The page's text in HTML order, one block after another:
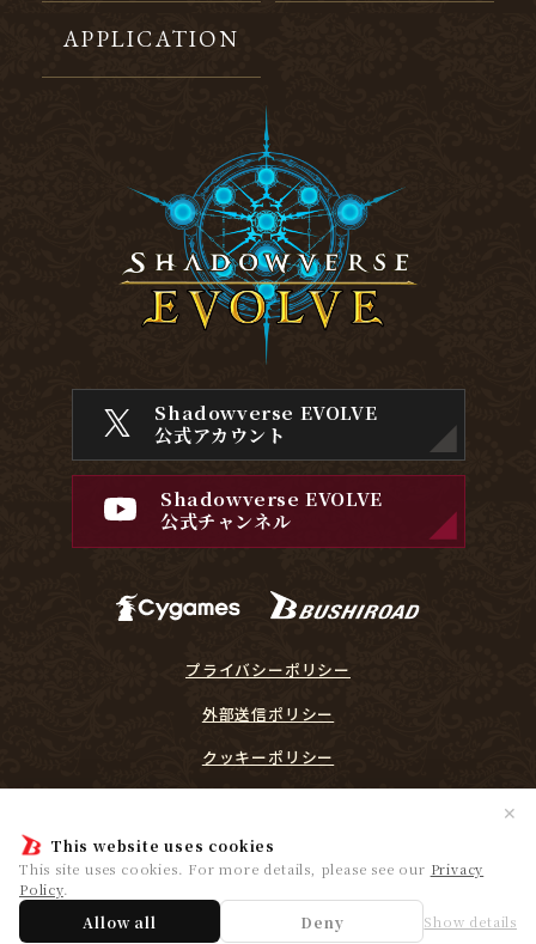
This website uses cookies
This site uses cookies. For more details, please see our Privacy
Policy.
Allow all Deny Show details
✕
APPLICATION
Shadowverse EVOLVE
公式アカウント
Shadowverse EVOLVE
公式チャンネル
プライバシーポリシー
外部送信ポリシー
クッキーポリシー
プレイヤーリスペクト宣言
© Cygames, Inc. ©Bushiroad